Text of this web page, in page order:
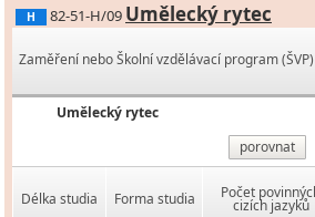
H 82-51-H/09 Umělecký rytec
Zaměření nebo Školní vzdělávací program (ŠVP)
Umělecký rytec
porovnat
Délka studia Forma studia Počet
cizích jazyků